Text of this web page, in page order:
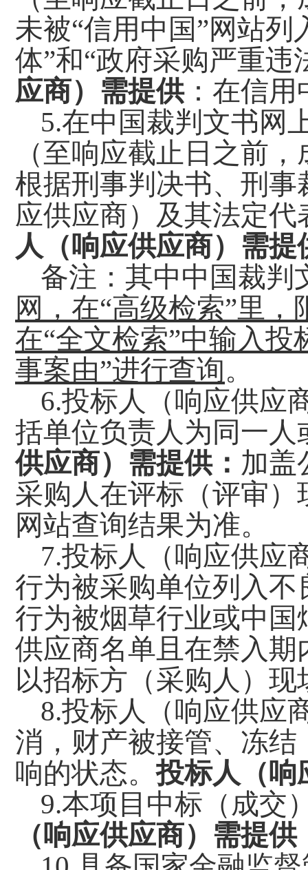
未被“信用中国”网站列
体”和“政府采购严重违
应商）需提供：在信用
5.在中国裁判文书网
（至响应截止日之前，
根据刑事判决书、刑
应供应商）及其法定
人（响应供应商）需提
备注：其中中国裁判
网，在“高级检索”里，
在“全文检索”中输入
事案由”进行查询。
6.投标人（响应供应
括单位负责人为同一
供应商）需提供： 加盖
采购人在评标（评审）
网站查询结果为准。
7.投标人（响应供应
行为被采购单位列入
行为被烟草行业或中
供应商名单且在禁入
以招标方（采购人）
8.投标人（响应供应
消，财产被接管、冻
响的状态。投标人（响
9.本项目中标（成交
（响应供应商）需提供